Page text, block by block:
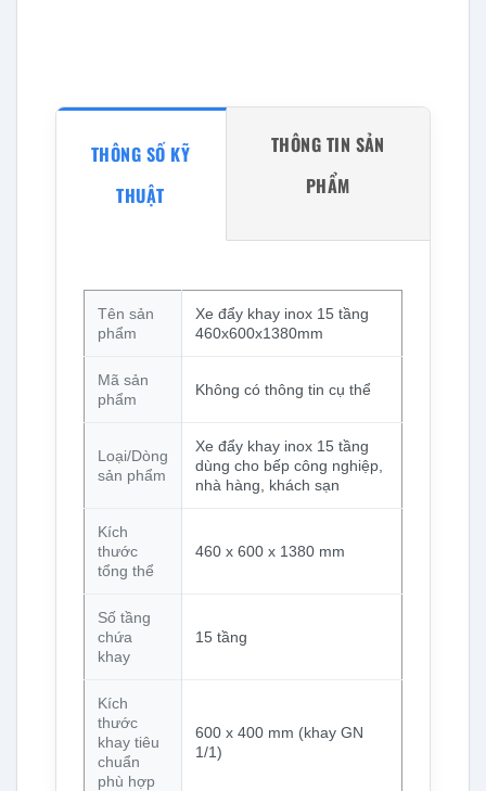
THÔNG SỐ KỸ
THUẬT
THÔNG TIN SẢN
PHẨM
Tên sản
phẩm
Xe đẩy khay inox 15 tầng
460x600x1380mm
Mã sản
phẩm
Không có thông tin cụ thể
Loại/Dòng
sản phẩm
Xe đẩy khay inox 15 tầng
dùng cho bếp công nghiệp,
nhà hàng, khách sạn
Kích
thước
tổng thể
460 x 600 x 1380 mm
Số tầng
chứa
khay
15 tầng
Kích
thước
khay tiêu
chuẩn
phù hợp
600 x 400 mm (khay GN
1/1)